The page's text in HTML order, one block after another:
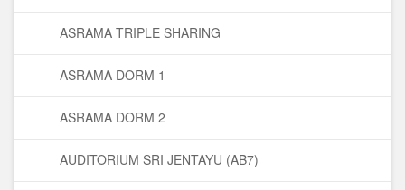
ASRAMA TRIPLE SHARING
ASRAMA DORM 1
ASRAMA DORM 2
AUDITORIUM SRI JENTAYU (AB7)